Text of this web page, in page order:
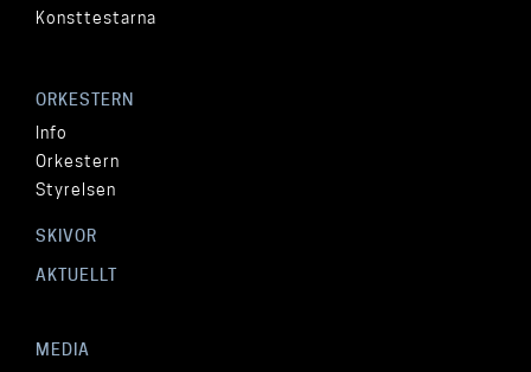
Konsttestarna
ORKESTERN
Info
Orkestern
Styrelsen
SKIVOR
AKTUELLT
MEDIA